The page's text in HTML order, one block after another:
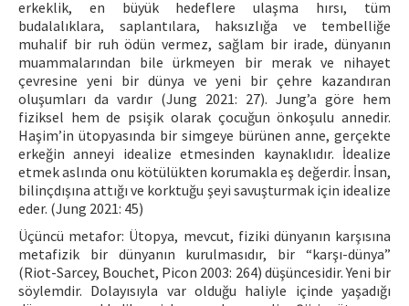
erkeklik, en büyük hedeflere ulaşma hırsı, tüm
budalalıklara, saplantılara, haksızlığa ve tembelliğe
muhalif bir ruh ödün vermez, sağlam bir irade, dünyanın
muammalarından bile ürkmeyen bir merak ve nihayet
çevresine yeni bir dünya ve yeni bir çehre kazandıran
oluşumları da vardır (Jung 2021: 27). Jung’a göre hem
fiziksel hem de psişik olarak çocuğun önkoşulu annedir.
Haşim’in ütopyasında bir simgeye bürünen anne, gerçekte
erkeğin anneyi idealize etmesinden kaynaklıdır. İdealize
etmek aslında onu kötülükten korumakla eş değerdir. İnsan,
bilinçdışına attığı ve korktuğu şeyi savuşturmak için idealize
eder. (Jung 2021: 45)
Üçüncü metafor: Ütopya, mevcut, fiziki dünyanın karşısına
metafizik bir dünyanın kurulmasıdır, bir “karşı-dünya”
(Riot-Sarcey, Bouchet, Picon 2003: 264) düşüncesidir. Yeni bir
söylemdir. Dolayısıyla var olduğu haliyle içinde yaşadığı